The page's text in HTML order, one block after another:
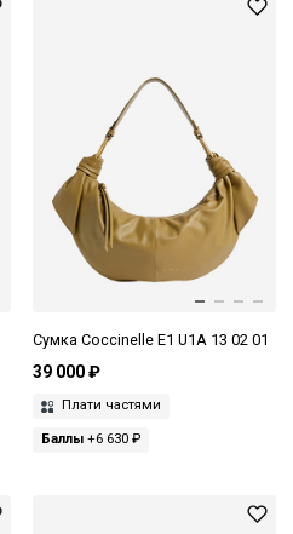
Сумка Coccinelle E1 U1A 13 02 01
39 000 ₽
Плати частями
Баллы+6 630 ₽